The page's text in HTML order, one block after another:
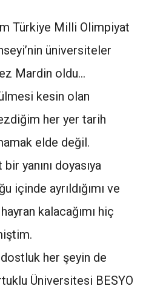
Türkiye Milli Olimpiyat
üniversiteler
Mardin oldu…
kesin olan
her yer tarih
elde değil.
yanını doyasıya
içinde ayrıldığımı ve
kalacağımı hiç
her şeyin de
Üniversitesi BESYO